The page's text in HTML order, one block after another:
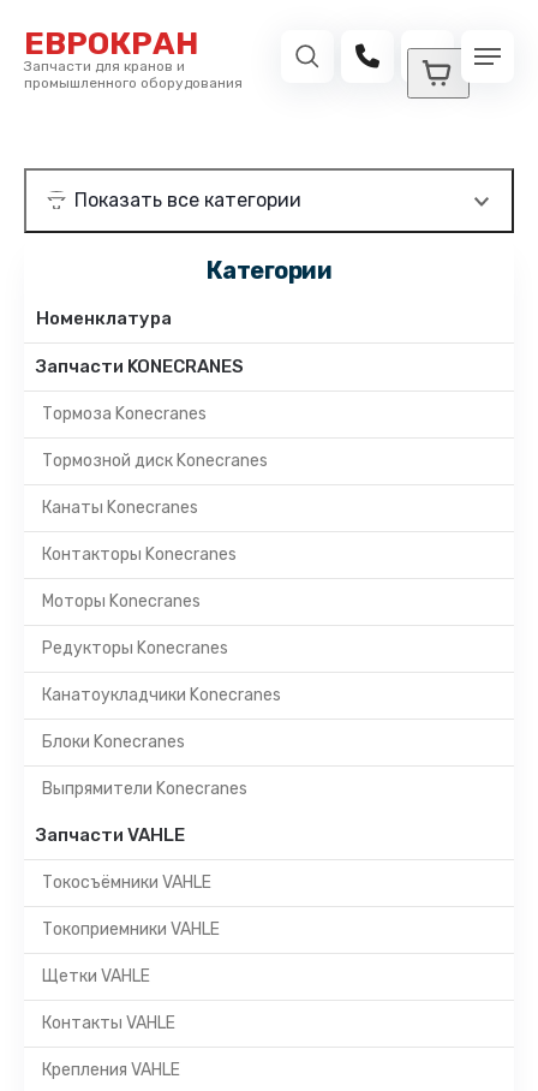
ЕВРОКРАН
Запчасти для кранов и
промышленного оборудования
Категории
Номенклатура
Запчасти KONECRANES
Тормоза Konecranes
Тормозной диск Konecranes
Канаты Konecranes
Контакторы Konecranes
Моторы Konecranes
Редукторы Konecranes
Канатоукладчики Konecranes
Блоки Konecranes
Выпрямители Konecranes
Запчасти VAHLE
Токосъёмники VAHLE
Токоприемники VAHLE
Щетки VAHLE
Контакты VAHLE
Крепления VAHLE